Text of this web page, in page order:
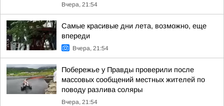
Вчера, 21:54
Самые красивые дни лета, возможно, еще
впереди
Вчера, 21:54
Побережье у Правды проверили после
массовых сообщений местных жителей по
поводу разлива соляры
Вчера, 21:54